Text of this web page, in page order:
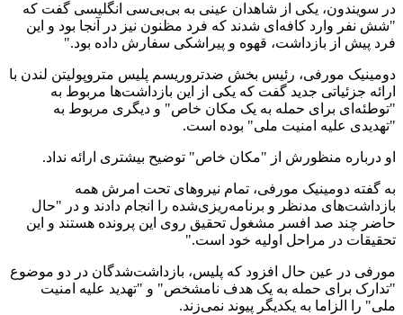
در سویندون، یکی از شاهدان عینی به بی‌بی‌سی انگلیسی گفت که
"شش نفر وارد کافه‌ای شدند که فرد مظنون نیز در آنجا بود و این
فرد پیش از بازداشت، قهوه و پیراشکی سفارش داده بود."
دومینیک مورفی، رئیس بخش ضدتروریسم پلیس متروپولیتن لندن با
ارائه جزئیاتی جدید گفت که یکی از این بازداشت‌ها مربوط به
"توطئه‌ای برای حمله به یک مکان خاص" و دیگری مربوط به
"تهدیدی علیه امنیت ملی" بوده است.
او درباره منظورش از "مکان خاص" توضیح بیشتری ارائه نداد.
به گفته دومینیک مورفی، تمام نیروهای تحت امرش همه
بازداشت‌های مدنظر و برنامه‌ریزی‌شده را انجام دادند و در "حال
حاضر چند صد افسر مشغول تحقیق روی این پرونده هستند و این
تحقیقات در مراحل اولیه خود است."
مورفی در عین حال افزود که پلیس، بازداشت‌شدگان در دو موضوع
"تدارک برای حمله به یک هدف نامشخص" و "تهدید علیه امنیت
ملی" را الزاما به یکدیگر پیوند نمی‌زند.